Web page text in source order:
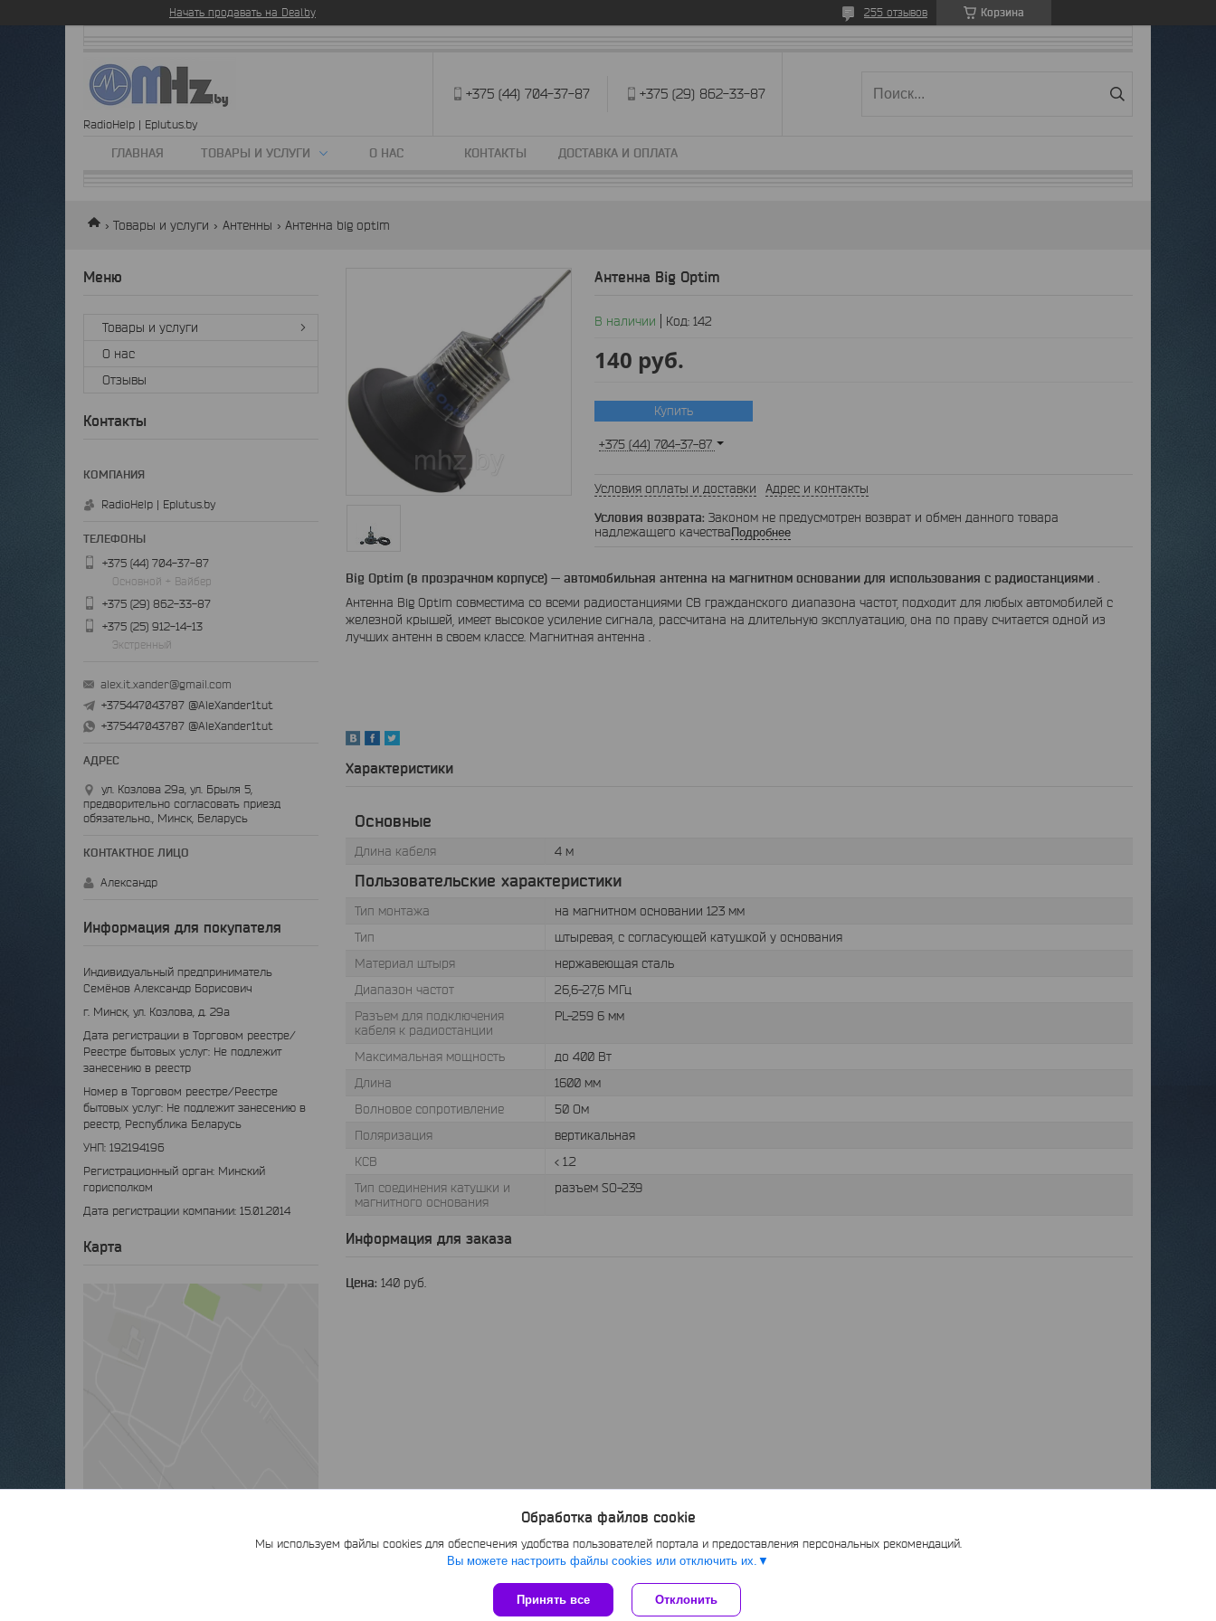
Начать продавать на Deal.by Корзина
255 отзывов
RadioHelp | Eplutus.by
+375 (44) 704-37-87 +375 (29) 862-33-87
ГЛАВНАЯ ТОВАРЫ И УСЛУГИ О НАС КОНТАКТЫ ДОСТАВКА И ОПЛАТА
Товары и услуги Антенны Антенна big optim
Антенна Big Optim
В наличии Код: 142
140 руб.
Купить
+375 (44) 704-37-87
Условия оплаты и доставки
Адрес и контакты
Законом не предусмотрен возврат и обмен данного товара
надлежащего качества Подробнее
Big Optim (в прозрачном корпусе) — автомобильная антенна на магнитном основании для использования с радиостанциями .
Антенна Big Optim совместима со всеми радиостанциями CB гражданского диапазона частот, подходит для любых автомобилей с
железной крышей, имеет высокое усиление сигнала, рассчитана на длительную эксплуатацию, она по праву считается одной из
лучших антенн в своем классе. Магнитная антенна .
Характеристики
Основные
Длина кабеля 4 м
Пользовательские характеристики
Тип монтажа
на магнитном основании 123 мм
Тип
штыревая, с согласующей катушкой у основания
Материал штыря
нержавеющая сталь
Диапазон частот
26,6-27,6 МГц
Разъем для подключения
кабеля к радиостанции
PL-259 6 мм
Максимальная мощность
до 400 Вт
Длина
1600 мм
Волновое сопротивление
50 Ом
Поляризация
вертикальная
КСВ
< 1.2
Тип соединения катушки и
магнитного основания
разъем SO-239
Информация для заказа
Цена: 140 руб.
Товары и услуги
О нас
Отзывы
Контакты
RadioHelp | Eplutus.by
+375 (44) 704-37-87
Основной + Вайбер
+375 (29) 862-33-87
+375 (25) 912-14-13
Экстренный
alex.it.xander@gmail.com
+375447043787 @AleXander1tut
+375447043787 @AleXander1tut
ул. Козлова 29а, ул. Брыля 5,
предворительно согласовать приезд
обязательно., Минск, Беларусь
Александр
Информация для покупателя
Индивидуальный предприниматель
Семёнов Александр Борисович
г. Минск, ул. Козлова, д. 29а
Дата регистрации в Торговом реестре/
Реестре бытовых услуг: Не подлежит
занесению в реестр
Номер в Торговом реестре/Реестре
бытовых услуг: Не подлежит занесению в
реестр, Республика Беларусь
УНП: 192194196
Регистрационный орган: Минский
горисполком
Дата регистрации компании: 15.01.2014
Карта
Сайт создан на платформе Deal.by
Политика обработки файлов cookies
Обработка файлов cookie
Мы используем файлы cookies для обеспечения удобства пользователей портала и предоставления персональных рекомендаций.
Вы можете настроить файлы cookies или отключить их.
Принять все Отклонить